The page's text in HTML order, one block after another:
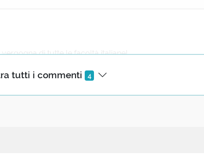
tutti i commenti 4
di tutte le facoltà italiane!